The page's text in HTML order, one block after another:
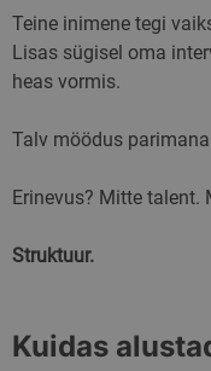
Teine inimene tegi
Lisas sügisel oma
heas vormis.
Talv möödus
Erinevus? Mitte talent.
Struktuur.
Kuidas